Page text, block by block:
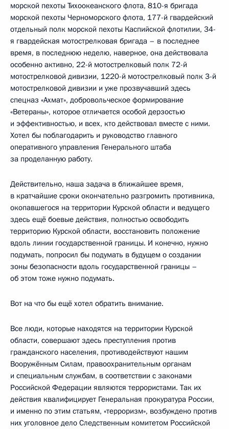
морской пехоты Тихоокеанского флота, 810-я бригада
морской пехоты Черноморского флота, 177-й гвардейский
отдельный полк морской пехоты Каспийской флотилии, 34-
я гвардейская мотострелковая бригада – в последнее
время, в последнюю неделю, наверное, она действовала
особенно активно, 22-й мотострелковый полк 72-й
мотострелковой дивизии, 1220-й мотострелковый полк 3-й
мотострелковой дивизии и уже прозвучавший здесь
спецназ «Ахмат», добровольческое формирование
«Ветераны», которое отличается особой дерзостью
и эффективностью, и всех, кто действовал вместе с ними.
Хотел бы поблагодарить и руководство главного
оперативного управления Генерального штаба
за проделанную работу.
Действительно, наша задача в ближайшее время,
в кратчайшие сроки окончательно разгромить противника,
окопавшегося на территории Курской области и ведущего
здесь ещё боевые действия, полностью освободить
территорию Курской области, восстановить положение
вдоль линии государственной границы. И конечно, нужно
подумать, попросил бы подумать в будущем о создании
зоны безопасности вдоль государственной границы –
об этом тоже нужно подумать.
Вот на что бы ещё хотел обратить внимание.
Все люди, которые находятся на территории Курской
области, совершают здесь преступления против
гражданского населения, противодействуют нашим
Вооружённым Силам, правоохранительным органам
и специальным службам, в соответствии с законами
Российской Федерации являются террористами. Так их
действия квалифицирует Генеральная прокуратура России,
и именно по этим статьям, «терроризм», возбуждено против
них уголовное дело Следственным комитетом Российской